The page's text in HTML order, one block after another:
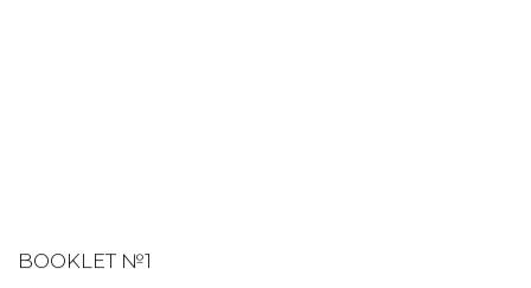
BOOKLET №1